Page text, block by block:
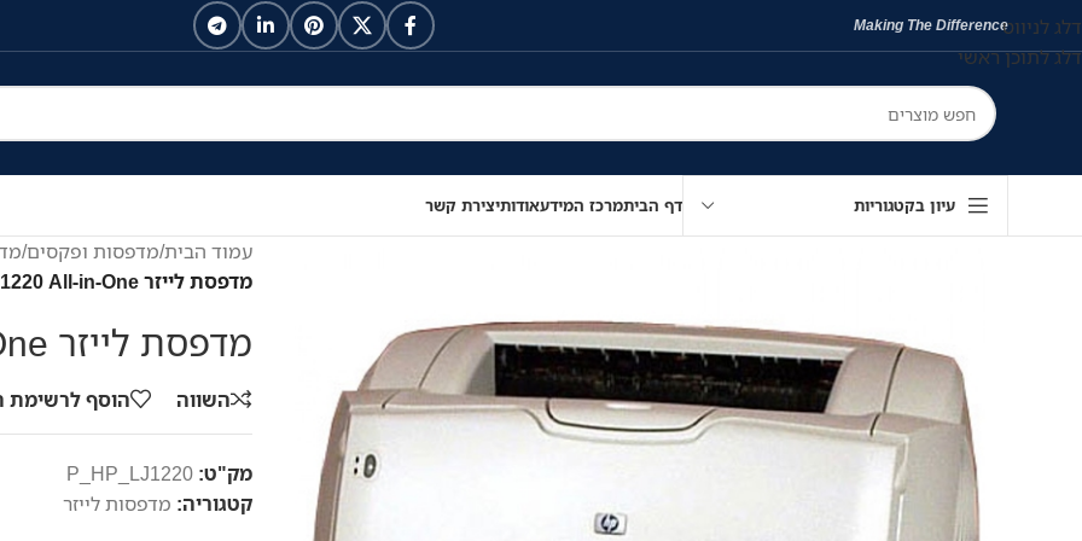
דלג לניווט
דלג לתוכן ראשי
Making The Difference
עיון בקטגוריות דף הביתמרכז המידעאודותיצירת קשר
עמוד הבית/מדפסות ופקסים/
מדפסת לייזר HP LaserJet 1220 All-in-One
מדפסת לייזר HP LaserJet 1220 All-in-One
השווה הוסף לרשימת
מק"ט: P_HP_LJ1220
קטגוריה: מדפסות לייזר